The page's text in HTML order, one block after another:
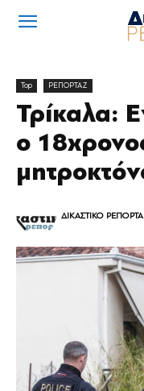
Top ΡΕΠΟΡΤΑΖ
Τρίκαλα:
ο
ΔΙΚΑΣΤΙΚΟ